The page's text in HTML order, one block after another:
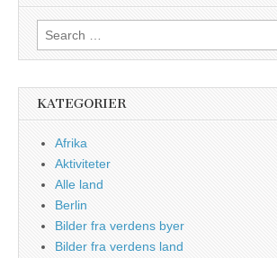
Search
for:
KATEGORIER
Afrika
Aktiviteter
Alle land
Berlin
Bilder fra verdens byer
Bilder fra verdens land